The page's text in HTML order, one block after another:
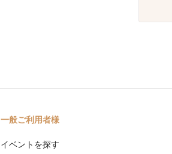
一般ご利用者様
イベントを探す